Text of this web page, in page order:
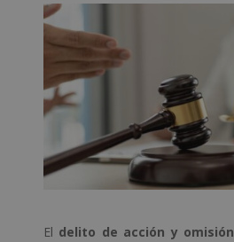
El delito de acción y omisión